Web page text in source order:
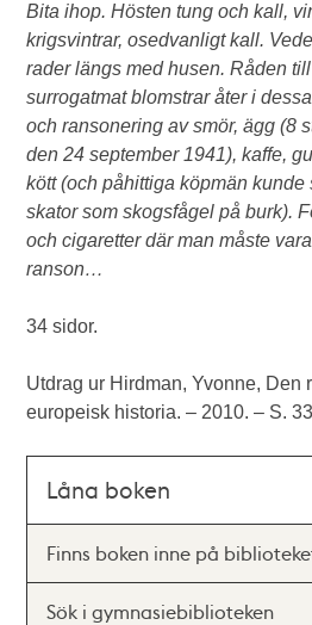
Bita ihop. Hösten tung och kall,
krigsvintrar, osedvanligt kall.
rader längs med husen. Råden
surrogatmat blomstrar åter i
och ransonering av smör, ägg (8
den 24 september 1941), kaffe,
kött (och påhittiga köpmän kunde
skator som skogsfågel på burk).
och cigaretter där man måste
ranson…
34 sidor.
Utdrag ur Hirdman, Yvonne, Den
europeisk historia. – 2010. – S.
Låna boken
Finns boken inne på
Sök i gymnasiebiblioteken